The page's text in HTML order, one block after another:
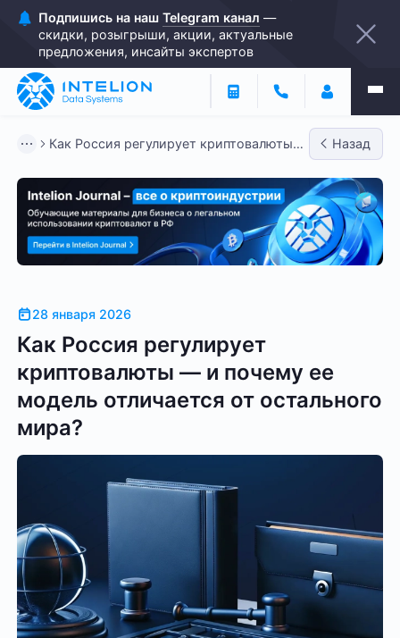
Подпишись на наш Telegram канал —
скидки, розыгрыши, акции, актуальные
предложения, инсайты экспертов
Как Россия регулирует криптовалюты
Назад
28 января 2026
Как Россия регулирует
криптовалюты — и почему ее
модель отличается от остального
мира?